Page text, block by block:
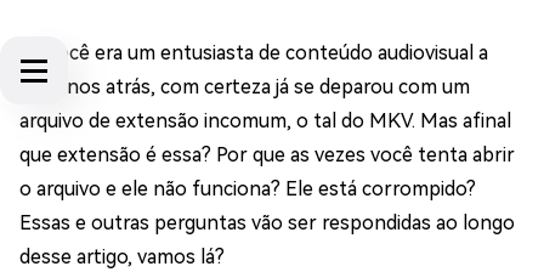
Se você era um entusiasta de conteúdo audiovisual a
uns anos atrás, com certeza já se deparou com um
arquivo de extensão incomum, o tal do MKV. Mas afinal
que extensão é essa? Por que as vezes você tenta abrir
o arquivo e ele não funciona? Ele está corrompido?
Essas e outras perguntas vão ser respondidas ao longo
desse artigo, vamos lá?